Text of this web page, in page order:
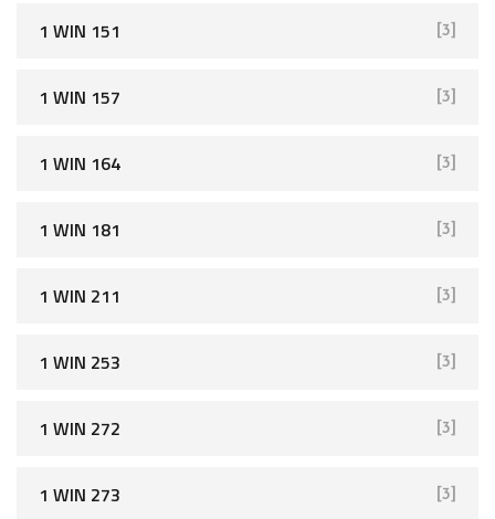
1 WIN 151 [3]
1 WIN 157 [3]
1 WIN 164 [3]
1 WIN 181 [3]
1 WIN 211 [3]
1 WIN 253 [3]
1 WIN 272 [3]
1 WIN 273 [3]